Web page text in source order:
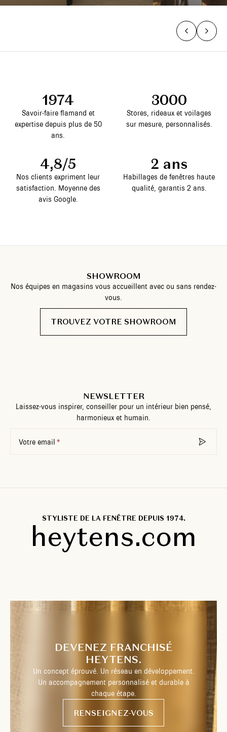
1974
Savoir-faire flamand et
expertise depuis plus de 50
ans.
3000
Stores, rideaux et voilages
sur mesure, personnalisés.
4,8/5
Nos clients expriment leur
satisfaction. Moyenne des
avis Google.
2 ans
Habillages de fenêtres haute
qualité, garantis 2 ans.
SHOWROOM
Nos équipes en magasins vous accueillent avec ou sans rendez-
vous.
TROUVEZ VOTRE SHOWROOM
NEWSLETTER
Laissez-vous inspirer, conseiller pour un intérieur bien pensé,
harmonieux et humain.
Votre email
STYLISTE DE LA FENÊTRE DEPUIS 1974.
heytens.com
DEVENEZ FRANCHISÉ
HEYTENS.
Un concept éprouvé. Un réseau en développement.
Un accompagnement personnalisé et durable à
chaque étape.
RENSEIGNEZ-VOUS